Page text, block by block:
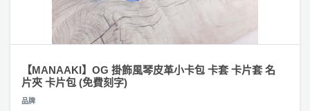
【MANAAKI】OG 掛飾風琴皮革小卡包 卡套 卡片套 名
片夾 卡片包 (免費刻字)
品牌